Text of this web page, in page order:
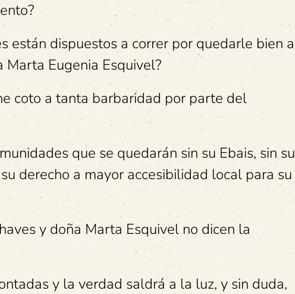
están dispuestos a correr por quedarle bien a
Marta Eugenia Esquivel?
coto a tanta barbaridad por parte del
que se quedarán sin su Ebais, sin su
derecho a mayor accesibilidad local para su
y doña Marta Esquivel no dicen la
y la verdad saldrá a la luz, y sin duda,